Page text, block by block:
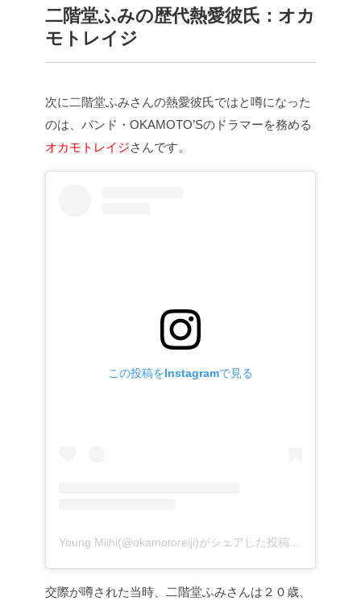
二階堂ふみの歴代熱愛彼氏：オカ
モトレイジ
次に二階堂ふみさんの熱愛彼氏ではと噂になった
のは、バンド・OKAMOTO’Sのドラマーを務める
オカモトレイジさんです。
この投稿をInstagramで見る
Young Miihi(@okamotoreiji)がシェアした投稿
–
交際が噂された当時、二階堂ふみさんは２０歳、